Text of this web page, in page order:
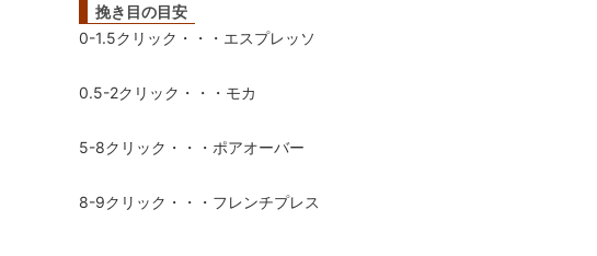
挽き目の目安
0-1.5クリック・・・エスプレッソ
0.5-2クリック・・・モカ
5-8クリック・・・ポアオーバー
8-9クリック・・・フレンチプレス